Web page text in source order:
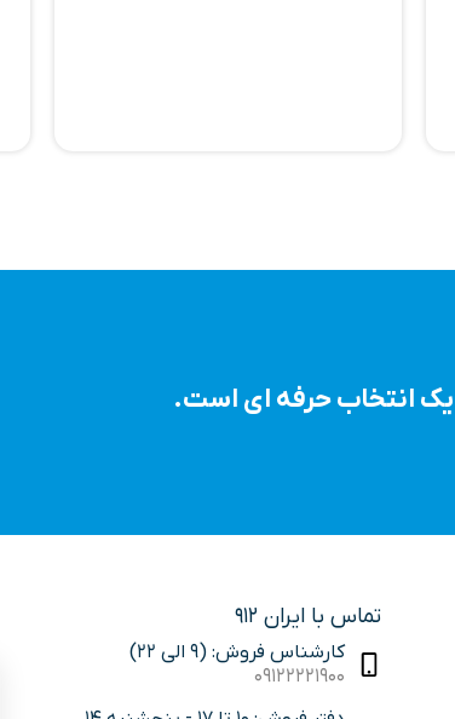
تماس با ایران 912
کارشناس فروش: (9 الی 22)
09122221900